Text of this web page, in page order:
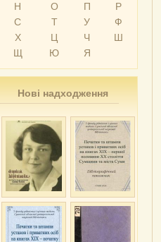
Н
О П
Р
С
Т У
Ф
Х
Ц Ч
Ш
Щ
Ю Я
Нові надходження